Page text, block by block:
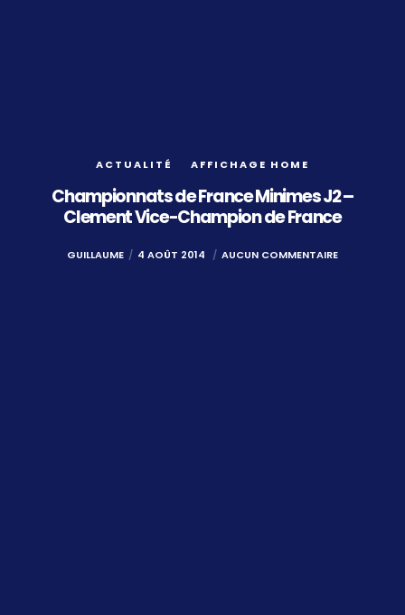
ACTUALITÉ AFFICHAGE HOME
Championnats de France Minimes J2 –
Clement Vice-Champion de France
GUILLAUME 4 AOÛT 2014 AUCUN COMMENTAIRE